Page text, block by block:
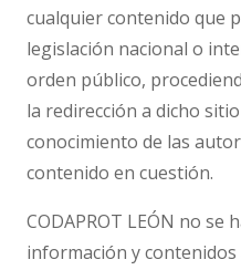
cualquier contenido que
legislación nacional o
orden público,
la redirección a dicho
conocimiento de las
contenido en cuestión.
CODAPROT LEÓN no se
información y